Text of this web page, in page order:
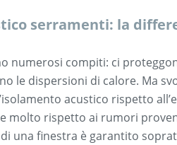
serramenti: la
numerosi compiti: ci
le dispersioni di calore. Ma
acustico rispetto
molto rispetto ai rumori
una finestra è garantito